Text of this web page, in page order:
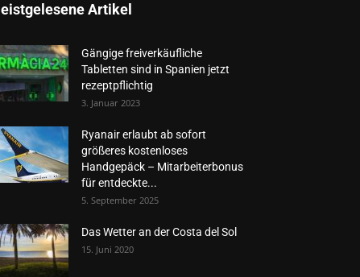
Artikel
Gängige freiverkäufliche
Tabletten sind in Spanien jetzt
rezeptpflichtig
3. Januar 2023
Ryanair erlaubt ab sofort
größeres kostenloses
Handgepäck – Mitarbeiterbonus
für entdeckte...
5. September 2025
Das Wetter an der Costa del Sol
15. Juni 2020